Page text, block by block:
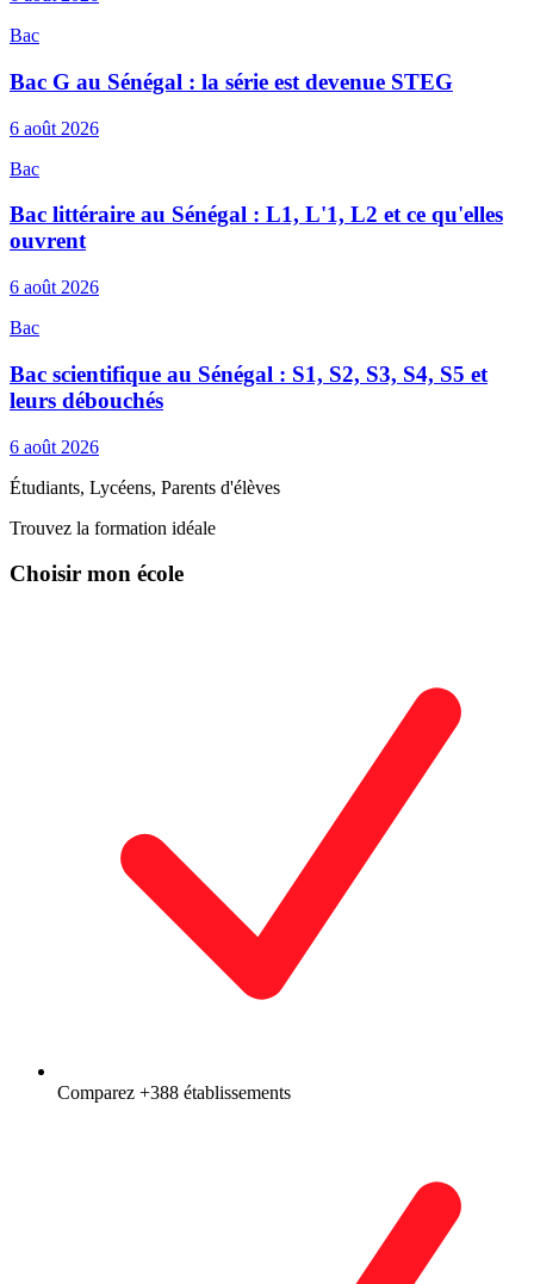
Bac
Bac G au Sénégal : la série est devenue STEG
6 août 2026
Bac
Bac littéraire au Sénégal : L1, L'1, L2 et ce qu'elles
ouvrent
6 août 2026
Bac
Bac scientifique au Sénégal : S1, S2, S3, S4, S5 et
leurs débouchés
6 août 2026
Étudiants, Lycéens, Parents d'élèves
Trouvez la formation idéale
Choisir mon école
Comparez +388 établissements